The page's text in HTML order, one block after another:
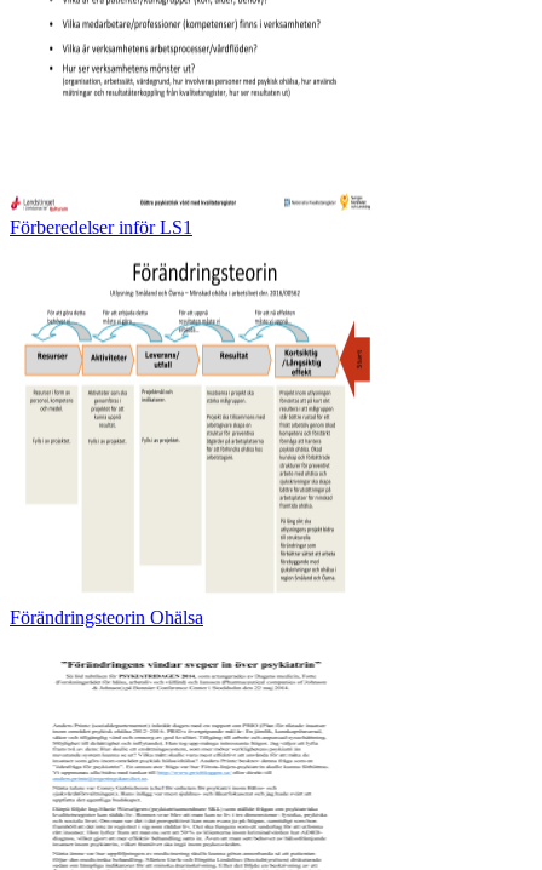
Förberedelser inför LS1
Förändringsteorin Ohälsa